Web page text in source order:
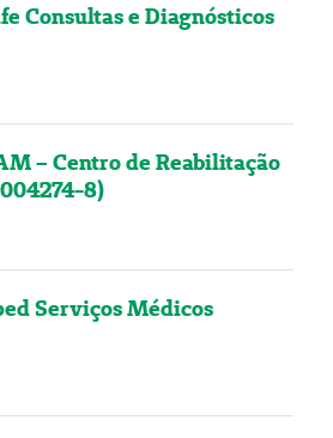
Consultas e Diagnósticos
– Centro de Reabilitação
8)
Serviços Médicos